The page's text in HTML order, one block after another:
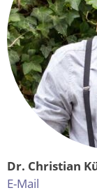
Dr. Christian
E-Mail